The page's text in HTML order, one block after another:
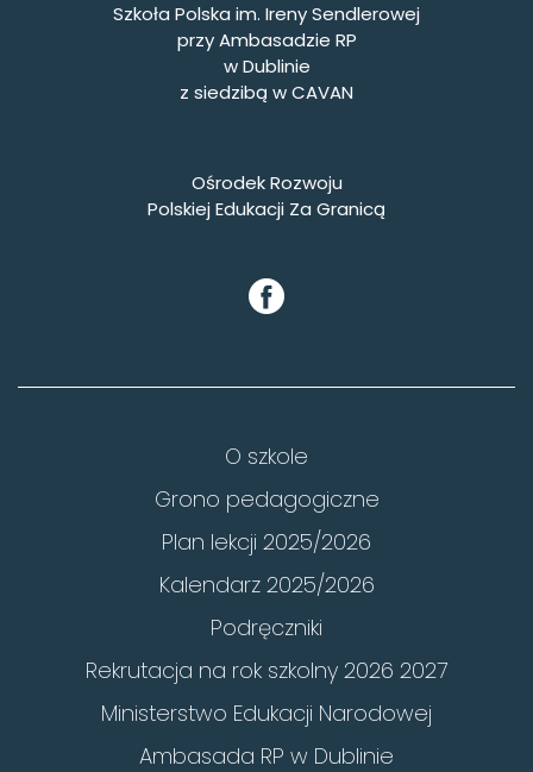
Szkoła Polska im. Ireny Sendlerowej
przy Ambasadzie RP
w Dublinie
z siedzibą w CAVAN
Ośrodek Rozwoju
Polskiej Edukacji Za Granicą
O szkole
Grono pedagogiczne
Plan lekcji 2025/2026
Kalendarz 2025/2026
Podręczniki
Rekrutacja na rok szkolny 2026 2027
Ministerstwo Edukacji Narodowej
Ambasada RP w Dublinie